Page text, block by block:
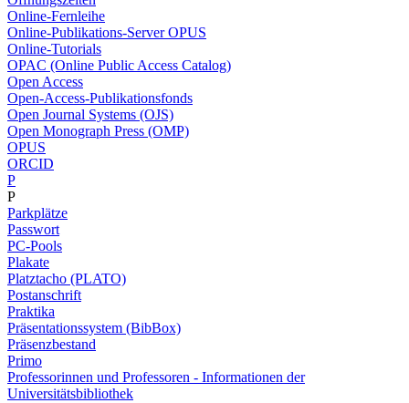
Online-Fernleihe
Online-Publikations-Server OPUS
Online-Tutorials
OPAC (Online Public Access Catalog)
Open Access
Open-Access-Publikationsfonds
Open Journal Systems (OJS)
Open Monograph Press (OMP)
OPUS
ORCID
P
P
Parkplätze
Passwort
PC-Pools
Plakate
Platztacho (PLATO)
Postanschrift
Praktika
Präsentationssystem (BibBox)
Präsenzbestand
Primo
Professorinnen und Professoren - Informationen der
Universitätsbibliothek